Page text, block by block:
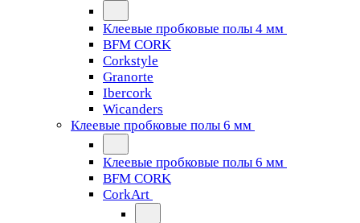
Клеевые пробковые полы 4 мм
BFM CORK
Corkstyle
Granorte
Ibercork
Wicanders
Клеевые пробковые полы 6 мм
Клеевые пробковые полы 6 мм
BFM CORK
CorkArt